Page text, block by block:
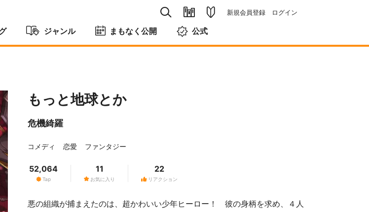
新規会員登録 ログイン
ジャンル まもなく公開 公式
もっと地球とか
危機綺羅
コメディ 恋愛 ファンタジー
Tap
52,064
お気に入り
11
リアクション
22
悪の組織が捕まえたのは、超かわいい少年ヒーロー！ 彼の身柄を求め、４人